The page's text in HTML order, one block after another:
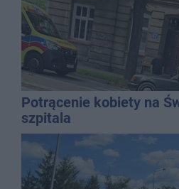
Potrącenie kobiety na
szpitala